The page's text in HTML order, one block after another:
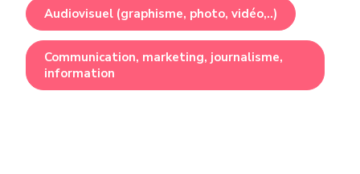
Audiovisuel (graphisme, photo, vidéo,..)
Communication, marketing, journalisme,
information